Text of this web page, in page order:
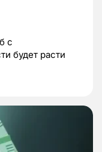
с
будет расти